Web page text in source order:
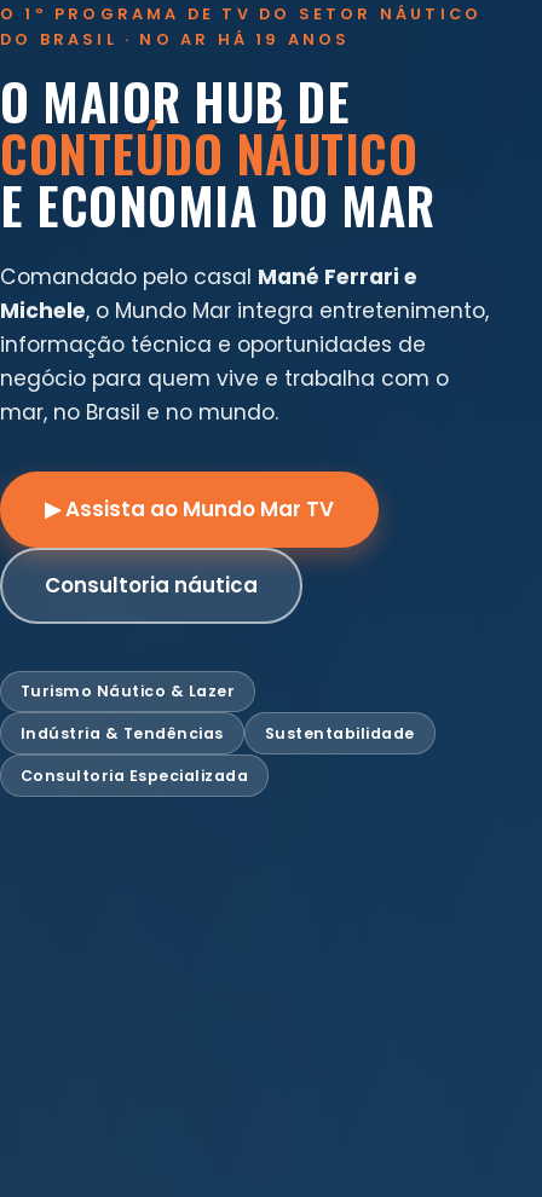
O 1º PROGRAMA DE TV DO SETOR NÁUTICO
DO BRASIL · NO AR HÁ 19 ANOS
O MAIOR HUB DE
CONTEÚDO NÁUTICO
E ECONOMIA DO MAR
Comandado pelo casal Mané Ferrari e
Michele, o Mundo Mar integra entretenimento,
informação técnica e oportunidades de
negócio para quem vive e trabalha com o
mar, no Brasil e no mundo.
▶ Assista ao Mundo Mar TV
Consultoria náutica
Turismo Náutico & Lazer
Indústria & Tendências Sustentabilidade
Consultoria Especializada